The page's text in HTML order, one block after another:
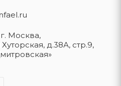
г. Москва,
Хуторская, д.38А, стр.9,